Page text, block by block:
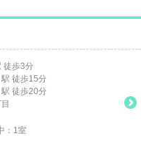
徒歩3分
駅 徒歩15分
駅 徒歩20分
： 1室